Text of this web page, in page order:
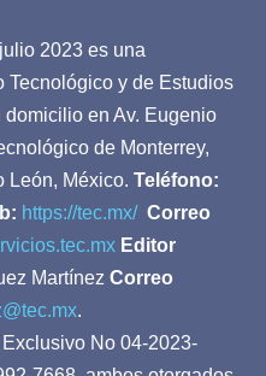
2023 es una
Tecnológico y de Estudios
domicilio en Av. Eugenio
de Monterrey,
León, México. Teléfono:
https://tec.mx/ Correo
Editor
Martínez Correo
.
No 04-2023-